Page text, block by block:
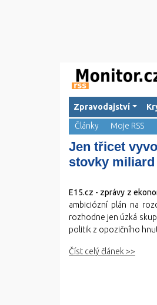
Zpravodajství
Články
Moje RSS
Jen třicet
stovky miliard
E15.cz - zprávy z
ambiciózní plán na
rozhodne jen úzká
politik z opozičního
Číst celý článek >>